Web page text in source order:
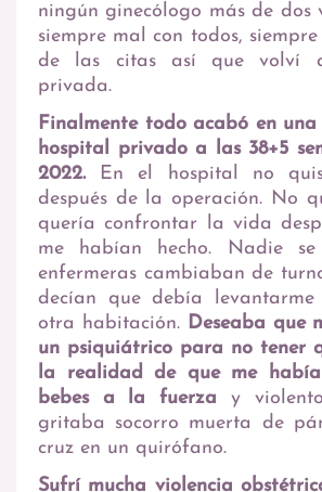
ningún ginecólogo más de dos
siempre mal con todos,
de las citas así que volví
privada.
Finalmente todo acabó en una
hospital privado a las 38+5
2022.En el hospital no
después de la operación. No
quería confrontar la vida
me habían hecho. Nadie se
enfermeras cambiaban de
decían que debía
otra habitación.Deseaba que
un psiquiátrico para no tener
la realidad de que me
bebes a la fuerza y
gritaba socorro muerta de
cruz en un quirófano.
Sufrí mucha violencia